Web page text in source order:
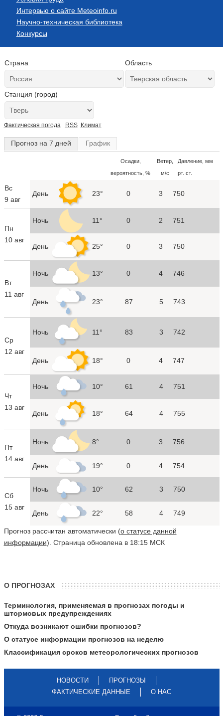
Интервью о сайте Meteoinfo.ru
Научно-техническая библиотека
Конкурсы
Страна Область
Станция (город)
Фактическая погода RSS Климат
Прогноз на 7 дней График
Осадки,
вероятность, %
Ветер,
м/с
Давление, мм
рт. ст.
Вс
9 авг
День 23° 0 3 750
Пн
10 авг
Ночь 11° 0 2 751
День 25° 0 3 750
Вт
11 авг
Ночь 13° 0 4 746
День 23° 87 5 743
Ср
12 авг
Ночь 11° 83 3 742
День 18° 0 4 747
Чт
13 авг
Ночь 10° 61 4 751
День 18° 64 4 755
Пт
14 авг
Ночь 8° 0 3 756
День 19° 0 4 754
Сб
15 авг
Ночь 10° 62 3 750
День 22° 58 4 749
Прогноз рассчитан автоматически (о статусе данной
информации). Страница обновлена в 18:15 МСК
О ПРОГНОЗАХ
Терминология, применяемая в прогнозах погоды и
штормовых предупреждениях
Откуда возникают ошибки прогнозов?
О статусе информации прогнозов на неделю
Классификация сроков метеорологических прогнозов
НОВОСТИ
ПРОГНОЗЫ
ФАКТИЧЕСКИЕ ДАННЫЕ
О НАС